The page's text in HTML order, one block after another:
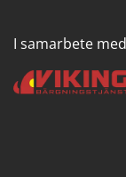
I samarbete